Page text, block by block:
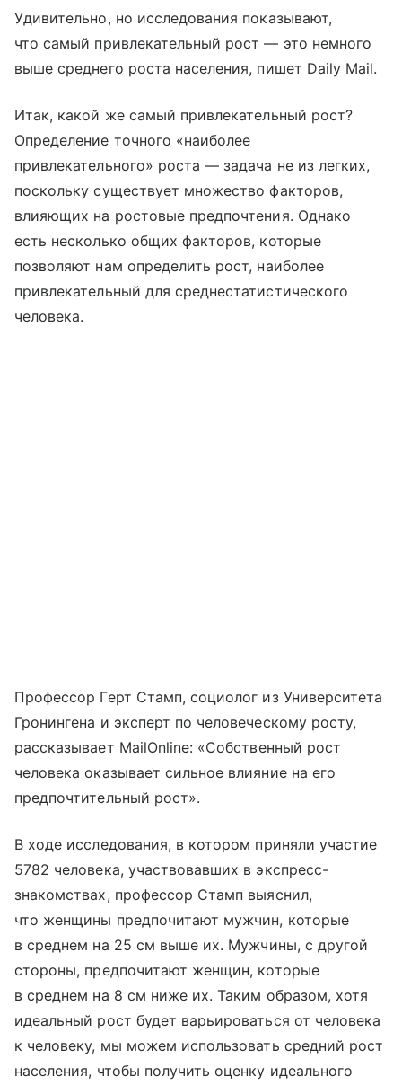
Удивительно, но исследования показывают,
что самый привлекательный рост — это немного
выше среднего роста населения, пишет Daily Mail.
Итак, какой же самый привлекательный рост?
Определение точного «наиболее
привлекательного» роста — задача не из легких,
поскольку существует множество факторов,
влияющих на ростовые предпочтения. Однако
есть несколько общих факторов, которые
позволяют нам определить рост, наиболее
привлекательный для среднестатистического
человека.
Профессор Герт Стамп, социолог из Университета
Гронингена и эксперт по человеческому росту,
рассказывает MailOnline: «Собственный рост
человека оказывает сильное влияние на его
предпочтительный рост».
В ходе исследования, в котором приняли участие
5782 человека, участвовавших в экспресс-
знакомствах, профессор Стамп выяснил,
что женщины предпочитают мужчин, которые
в среднем на 25 см выше их. Мужчины, с другой
стороны, предпочитают женщин, которые
в среднем на 8 см ниже их. Таким образом, хотя
идеальный рост будет варьироваться от человека
к человеку, мы можем использовать средний рост
населения, чтобы получить оценку идеального